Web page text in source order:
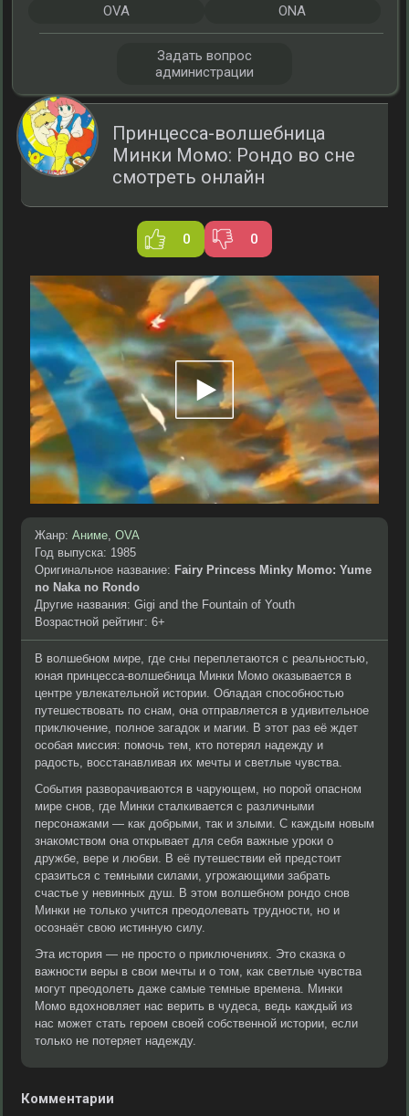
Принцесса-волшебница
Минки Момо: Рондо во сне
смотреть онлайн
0 0
Жанр: Аниме, OVA
Год выпуска: 1985
Оригинальное название: Fairy Princess Minky Momo: Yume
no Naka no Rondo
Другие названия: Gigi and the Fountain of Youth
Возрастной рейтинг: 6+
В волшебном мире, где сны переплетаются с реальностью,
юная принцесса-волшебница Минки Момо оказывается в
центре увлекательной истории. Обладая способностью
путешествовать по снам, она отправляется в удивительное
приключение, полное загадок и магии. В этот раз её ждет
особая миссия: помочь тем, кто потерял надежду и
радость, восстанавливая их мечты и светлые чувства.
События разворачиваются в чарующем, но порой опасном
мире снов, где Минки сталкивается с различными
персонажами — как добрыми, так и злыми. С каждым новым
знакомством она открывает для себя важные уроки о
дружбе, вере и любви. В её путешествии ей предстоит
сразиться с темными силами, угрожающими забрать
счастье у невинных душ. В этом волшебном рондо снов
Минки не только учится преодолевать трудности, но и
осознаёт свою истинную силу.
Эта история — не просто о приключениях. Это сказка о
важности веры в свои мечты и о том, как светлые чувства
могут преодолеть даже самые темные времена. Минки
Момо вдохновляет нас верить в чудеса, ведь каждый из
нас может стать героем своей собственной истории, если
только не потеряет надежду.
Комментарии
OVA
ONA
Задать вопрос
администрации